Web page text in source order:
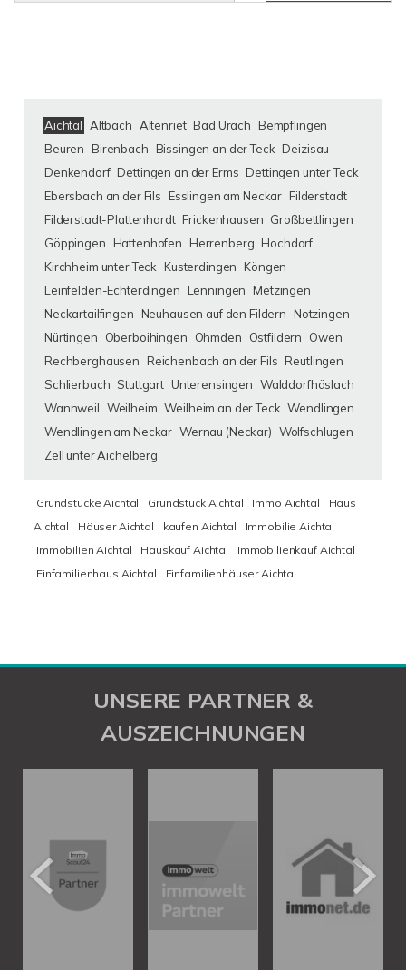
Aichtal Altbach Altenriet Bad Urach
Bempflingen
Beuren
Birenbach Bissingen an der Teck Deizisau
Denkendorf Dettingen an der Erms Dettingen unter Teck
Ebersbach an der Fils
Esslingen am Neckar Filderstadt
Filderstadt-Plattenhardt Frickenhausen Großbettlingen
Göppingen
Hattenhofen Herrenberg Hochdorf
Kirchheim unter Teck
Kusterdingen
Köngen
Leinfelden-Echterdingen
Lenningen
Metzingen
Neckartailfingen
Neuhausen auf den Fildern
Notzingen
Nürtingen
Oberboihingen Ohmden Ostfildern
Owen
Rechberghausen
Reichenbach an der Fils Reutlingen
Schlierbach Stuttgart Unterensingen Walddorfhäslach
Wannweil Weilheim Weilheim an der Teck Wendlingen
Wendlingen am Neckar Wernau (Neckar) Wolfschlugen
Zell unter Aichelberg
Grundstücke Aichtal Grundstück Aichtal Immo Aichtal
Haus
Aichtal
Häuser Aichtal kaufen Aichtal
Immobilie Aichtal
Immobilien Aichtal
Hauskauf Aichtal
Immobilienkauf Aichtal
Einfamilienhaus Aichtal
Einfamilienhäuser Aichtal
UNSERE PARTNER &
AUSZEICHNUNGEN